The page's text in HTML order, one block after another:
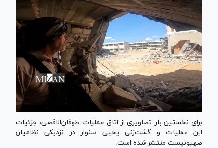
برای نخستین بار تصاویری از اتاق عملیات طوفان‌الاقصی، جزئیات
این عملیات و گشت‌زنی یحیی سنوار در نزدیکی نظامیان
صهیونیست منتشر شده است.